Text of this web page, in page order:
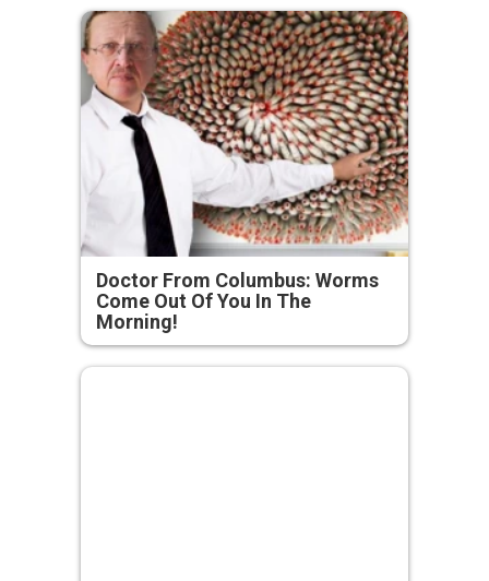
Doctor From Columbus: Worms
Come Out Of You In The
Morning!